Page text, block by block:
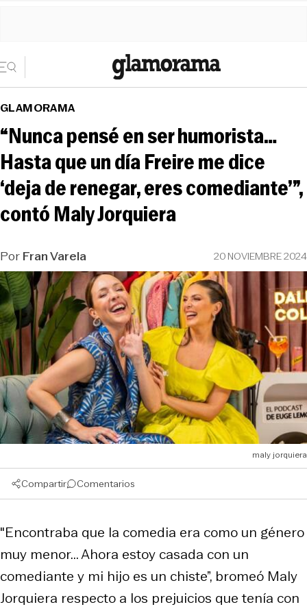
GLAMORAMA
“Nunca pensé en ser humorista…
Hasta que un día Freire me dice
‘deja de renegar, eres comediante’”,
contó Maly Jorquiera
PorFran Varela 20 NOVIEMBRE 2024
maly jorquiera
Compartir Comentarios
"Encontraba que la comedia era como un género
muy menor... Ahora estoy casada con un
comediante y mi hijo es un chiste”, bromeó Maly
Jorquiera respecto a los prejuicios que tenía con